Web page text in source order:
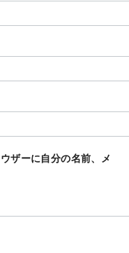
ザーに自分の名前、メ